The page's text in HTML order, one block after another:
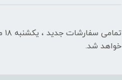
خواهد شد.